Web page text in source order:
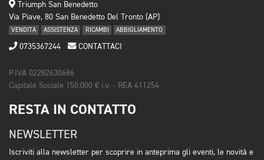
Triumph San Benedetto
Via Piave, 80 San Benedetto Del Tronto (AP)
VENDITA ASSISTENZA RICAMBI ABBIGLIAMENTO
0735367244 CONTATTACI
P.IVA 02282630686
Capitale Sociale 150.000 € i.v. - REA 411254
RESTA IN CONTATTO
NEWSLETTER
Iscriviti alla newsletter per scoprire in anteprima gli eventi, le novità e